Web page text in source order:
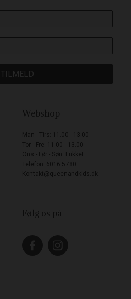
TILMELD
Webshop
Man - Tirs: 11.00 - 13.00
Tor - Fre: 11.00 - 13.00
Ons - Lør - Søn: Lukket
Telefon: 6016 5780
Kontakt@queenandkids.dk
Følg os på